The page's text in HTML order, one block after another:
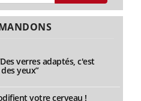
verres adaptés, c'est
yeux”
votre cerveau !